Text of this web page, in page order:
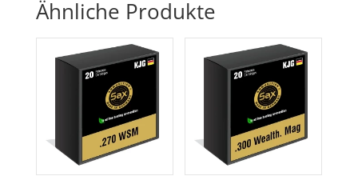
Ähnliche Produkte